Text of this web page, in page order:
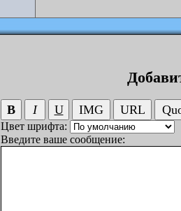
Цвет шрифта:
Введите ваше сообщение: